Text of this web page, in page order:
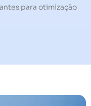
para otimização